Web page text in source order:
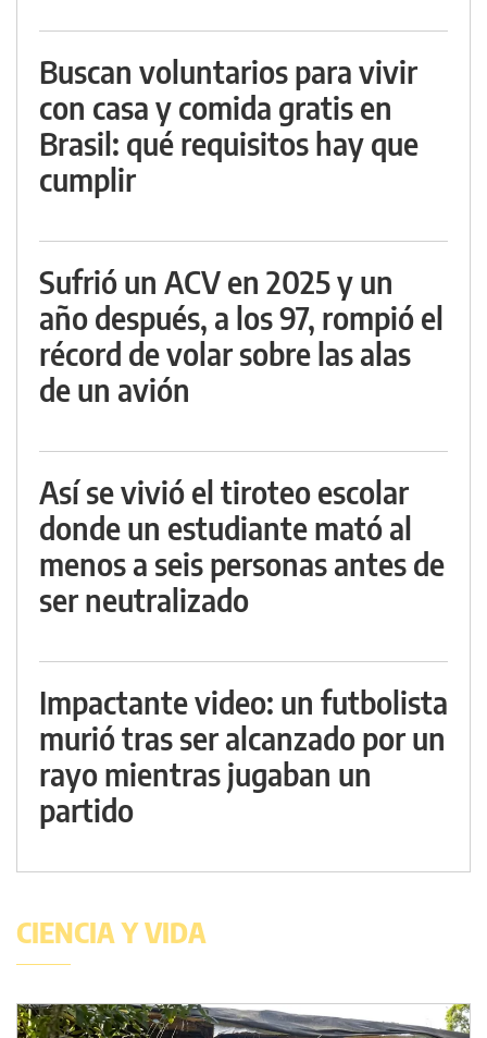
Buscan voluntarios para vivir
con casa y comida gratis en
Brasil: qué requisitos hay que
cumplir
Sufrió un ACV en 2025 y un
año después, a los 97, rompió el
récord de volar sobre las alas
de un avión
Así se vivió el tiroteo escolar
donde un estudiante mató al
menos a seis personas antes de
ser neutralizado
Impactante video: un futbolista
murió tras ser alcanzado por un
rayo mientras jugaban un
partido
CIENCIA Y VIDA